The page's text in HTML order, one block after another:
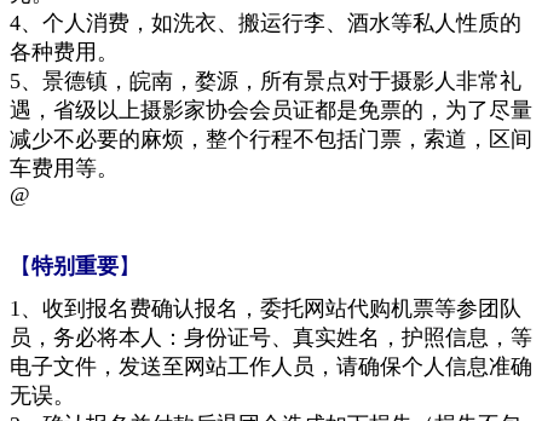
4、个人消费，如洗衣、搬运行李、酒水等私人性质的
各种费用。
5、 景德镇， 皖南 ，婺源， 所有景点对于摄影人非常礼
遇，省级以上摄影家协会会员证都是免票的，为了尽量
减少不必要的麻烦，整个行程不包括门票 ，索道，区间
车费用等。
@
【特别重要】
1、 收到报名费确认报名，委托网站代购机票等参团队
员，务必将本人：身份证号、真实姓名，护照信息，等
电子文件，发送至网站工作人员，请确保个人信息准确
无误。